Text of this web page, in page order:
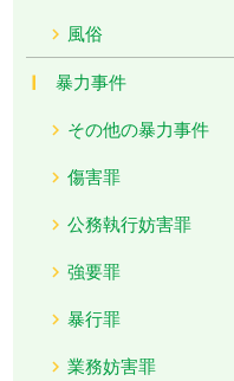
風俗
暴力事件
その他の暴力事件
傷害罪
公務執行妨害罪
強要罪
暴行罪
業務妨害罪